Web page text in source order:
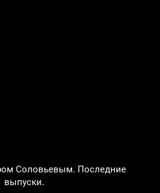
Соловьевым. Последние
выпуски.